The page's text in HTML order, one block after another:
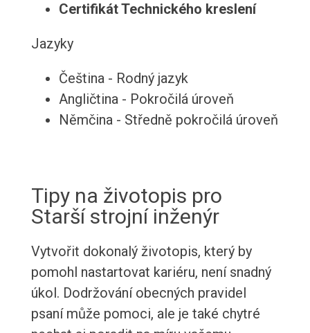
Certifikát Technického kreslení
Jazyky
Čeština - Rodný jazyk
Angličtina - Pokročilá úroveň
Němčina - Středně pokročilá úroveň
Tipy na životopis pro
Starší strojní inženýr
Vytvořit dokonalý životopis, který by
pomohl nastartovat kariéru, není snadný
úkol. Dodržování obecných pravidel
psaní může pomoci, ale je také chytré